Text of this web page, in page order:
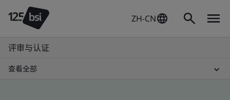
ZH-CN
评审与认证
查看全部